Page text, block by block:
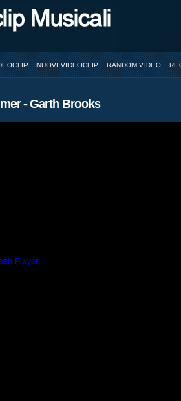
NUOVI VIDEOCLIP RANDOM VIDEO
- Garth Brooks
Player